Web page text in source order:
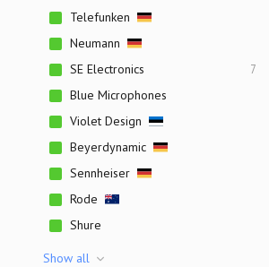
Telefunken
Neumann
SE Electronics
7
Blue Microphones
Violet Design
Beyerdynamic
Sennheiser
Rode
Shure
Show all